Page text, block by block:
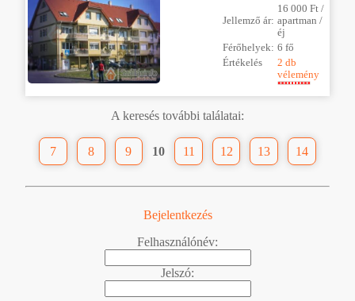
Jellemző ár:
16 000 Ft /
apartman /
éj
Férőhelyek: 6 fő
Értékelés
2 db
vélemény
A keresés további találatai:
7 8 9 10 11 12 13 14
Bejelentkezés
Felhasználónév:
Jelszó: